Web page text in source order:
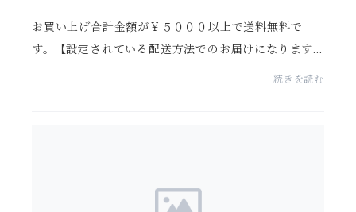
お買い上げ合計金額が￥５０００以上で送料無料で
す。【設定されている配送方法でのお届けになります。
続きを読む